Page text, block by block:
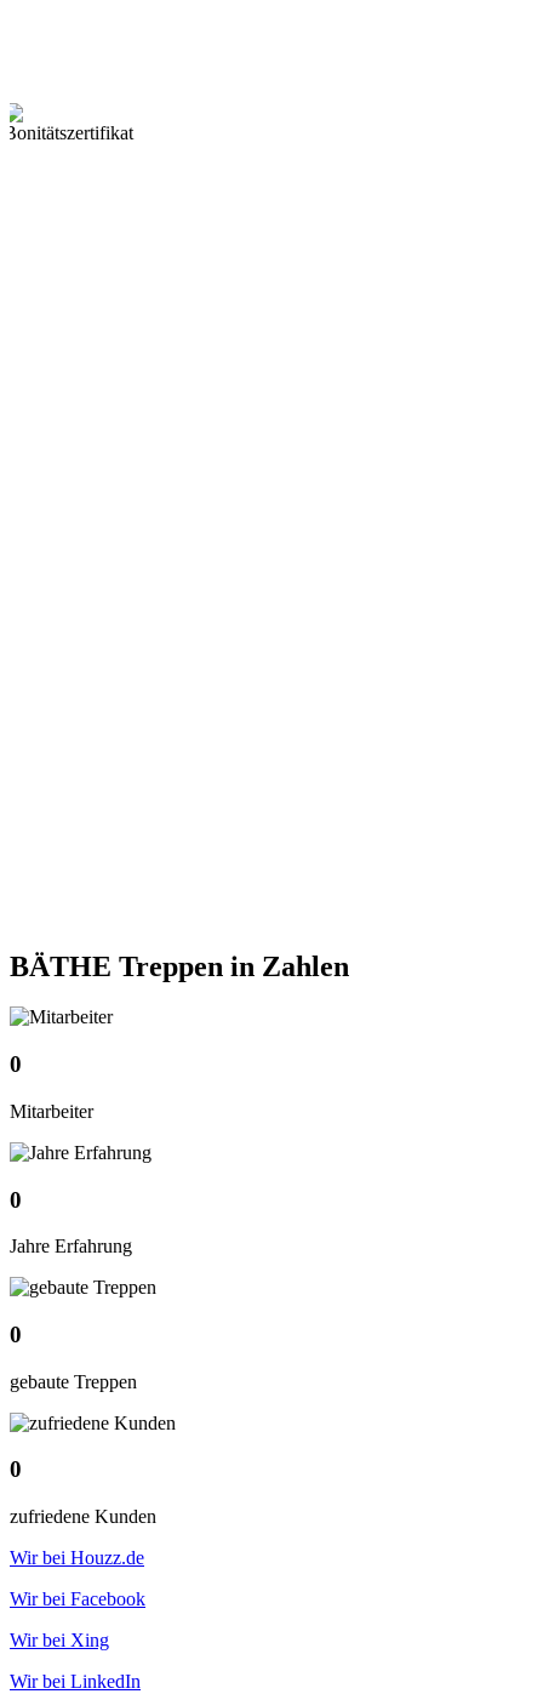
BÄTHE Treppen in Zahlen
0
Mitarbeiter
0
Jahre Erfahrung
0
gebaute Treppen
0
zufriedene Kunden
Wir bei Houzz.de
Wir bei Facebook
Wir bei Xing
Wir bei LinkedIn